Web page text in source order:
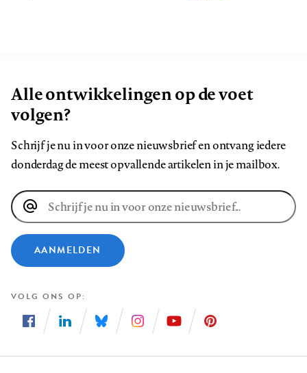
Alle ontwikkelingen op de voet
volgen?
Schrijf je nu in voor onze nieuwsbrief en ontvang iedere
donderdag de meest opvallende artikelen in je mailbox.
E-
mailadres
AANMELDEN
VOLG ONS OP
ons
ons
ons
ons
ons
ons